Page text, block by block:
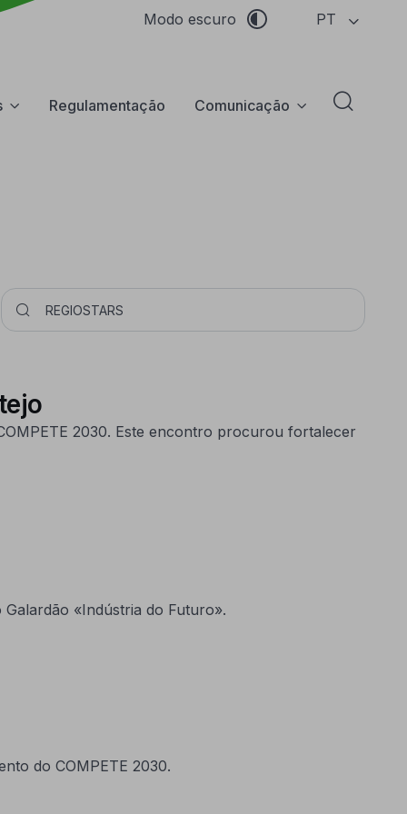
Modo escuro PT
Regulamentação Comunicação Abrir
2030. Este encontro procurou fortalecer
«Indústria do Futuro».
do COMPETE 2030.